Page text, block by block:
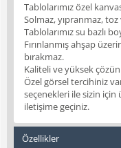
Tablolarımız özel
Solmaz, yıpranmaz,
Tablolarımız su bazlı
Fırınlanmış ahşap
bırakmaz.
Kaliteli ve yüksek
Özel görsel tercihiniz
seçenekleri ile sizin
iletişime geçiniz.
Özellikler